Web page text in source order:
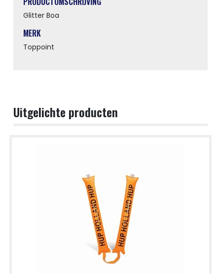
Glitter Boa
MERK
Toppoint
Uitgelichte producten